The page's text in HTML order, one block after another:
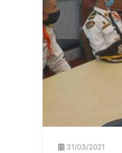
31/03/2021